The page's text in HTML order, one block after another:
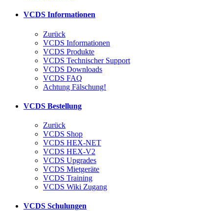
VCDS Informationen
Zurück
VCDS Informationen
VCDS Produkte
VCDS Technischer Support
VCDS Downloads
VCDS FAQ
Achtung Fälschung!
VCDS Bestellung
Zurück
VCDS Shop
VCDS HEX-NET
VCDS HEX-V2
VCDS Upgrades
VCDS Mietgeräte
VCDS Training
VCDS Wiki Zugang
VCDS Schulungen